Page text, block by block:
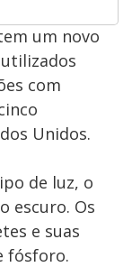
um novo
com
Unidos.
de luz, o
escuro. Os
e suas
fósforo.